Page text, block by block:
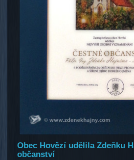
Obec Hovězí udělila Zdeňku
občanství